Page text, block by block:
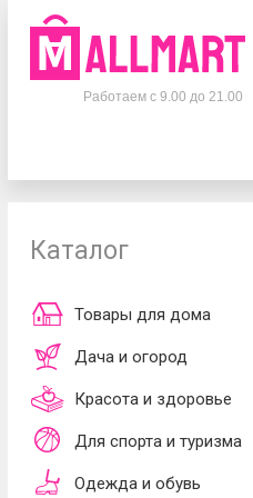
Телефоны
+375 33395-70-75
Работаем с 9.00 до 21.00
Каталог
Товары для дома
Дача и огород
Красота и здоровье
Для спорта и туризма
Одежда и обувь